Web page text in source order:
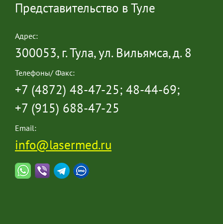
Представительство в Туле
Адрес:
300053, г. Тула, ул. Вильямса, д. 8
Телефоны/ Факс:
+7 (4872) 48-47-25; 48-44-69;
+7 (915) 688-47-25
Email:
info@lasermed.ru